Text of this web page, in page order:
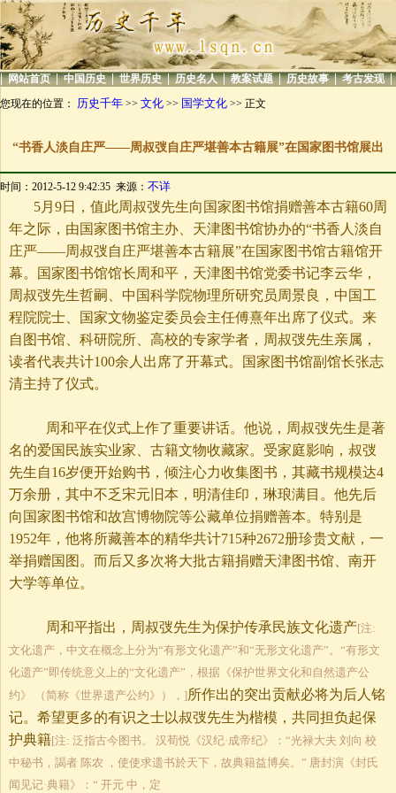
| 网站首页 | 中国历史 | 世界历史 | 历史名人 | 教案试题 | 历史故事 | 考古发现 |
您现在的位置： 历史千年 >> 文化 >> 国学文化 >> 正文
“书香人淡自庄严——周叔弢自庄严堪善本古籍展”在国家图书馆展出
时间：2012-5-12 9:42:35 来源： 不详
5月9日
，值此周叔弢先生向国家图书馆捐赠善本古籍60周
年之际，由国家图书馆主办、天津图书馆协办的“书香人淡自
庄严——周叔弢自庄严堪善本古籍展”在国家图书馆古籍馆开
幕。国家图书馆馆长周和平，天津图书馆党委书记李云华，
周叔弢先生哲嗣、中国科学院物理所研究员周景良，中国工
程院院士、国家文物鉴定委员会主任傅熹年出席了仪式。来
自图书馆、科研院所、高校的专家学者，周叔弢先生亲属，
读者代表共计100余人出席了开幕式。国家图书馆副馆长张志
清主持了仪式。
周和平在仪式上作了重要讲话。他说， 周叔弢先生是著
名的爱国民族实业家、古籍文物收藏家。受家庭影响，叔弢
先生自16岁便开始购书，倾注心力收集图书，其藏书规模达4
万余册，其中不乏宋元旧本，明清佳印，琳琅满目。他先后
向国家图书馆和故宫博物院等公藏单位捐赠善本。特别是
1952年，他将所藏善本的精华共计715种2672册珍贵文献，一
举捐赠国图。而后又多次将大批古籍捐赠天津图书馆、南开
大学等单位。
周和平指出， 周叔弢先生为保护传承民族文化遗产[注:
文化遗产，中文在概念上分为“有形文化遗产”和“无形文化遗产”。“有形文
化遗产”即传统意义上的“文化遗产”，根据《保护世界文化和自然遗产公
约》 （简称《世界遗产公约》），]所作出的突出贡献必将为后人铭
记。希望更多的有识之士以叔弢先生为楷模，共同担负起保
护典籍[注: 泛指古今图书。 汉荀悦《汉纪·成帝纪》：“光禄大夫 刘向 校
中秘书，謁者 陈农 ，使使求遗书於天下，故典籍益博矣。” 唐封演《封氏
闻见记·典籍》：“ 开元 中，定